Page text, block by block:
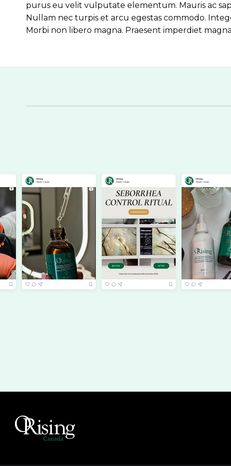
purus eu velit vulputate elementum. Mauris ac
Nullam nec turpis et arcu egestas commodo.
Morbi non libero magna. Praesent imperdiet
Toronto, Canada
Toronto, Canada
Toronto, Canada